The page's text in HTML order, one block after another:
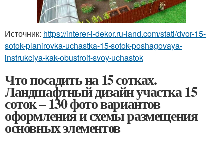
Источник: https://interer-i-dekor.ru-land.com/stati/dvor-15-
sotok-planirovka-uchastka-15-sotok-poshagovaya-
instrukciya-kak-obustroit-svoy-uchastok
Что посадить на 15 сотках.
Ландшафтный дизайн участка 15
соток – 130 фото вариантов
оформления и схемы размещения
основных элементов